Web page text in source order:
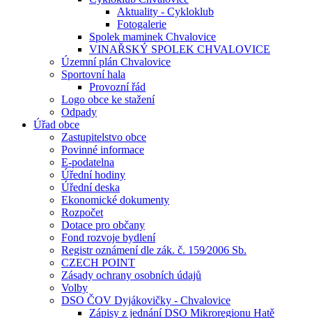
Aktuality - Cykloklub
Fotogalerie
Spolek maminek Chvalovice
VINAŘSKÝ SPOLEK CHVALOVICE
Územní plán Chvalovice
Sportovní hala
Provozní řád
Logo obce ke stažení
Odpady
Úřad obce
Zastupitelstvo obce
Povinné informace
E-podatelna
Úřední hodiny
Úřední deska
Ekonomické dokumenty
Rozpočet
Dotace pro občany
Fond rozvoje bydlení
Registr oznámení dle zák. č. 159⁄2006 Sb.
CZECH POINT
Zásady ochrany osobních údajů
Volby
DSO ČOV Dyjákovičky - Chvalovice
Zápisy z jednání DSO Mikroregionu Hatě